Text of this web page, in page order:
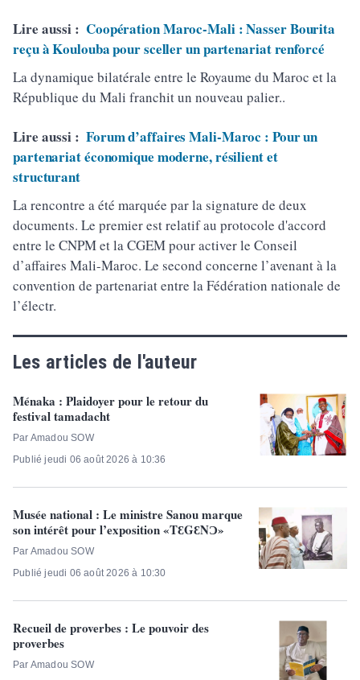
Lire aussi : Coopération Maroc-Mali : Nasser Bourita
reçu à Koulouba pour sceller un partenariat renforcé
La dynamique bilatérale entre le Royaume du Maroc et la
République du Mali franchit un nouveau palier..
Lire aussi : Forum d’affaires Mali-Maroc : Pour un
partenariat économique moderne, résilient et
structurant
La rencontre a été marquée par la signature de deux
documents. Le premier est relatif au protocole d'accord
entre le CNPM et la CGEM pour activer le Conseil
d’affaires Mali-Maroc. Le second concerne l’avenant à la
convention de partenariat entre la Fédération nationale de
l’électr.
Les articles de l'auteur
Ménaka : Plaidoyer pour le retour du
festival tamadacht
Par Amadou SOW
Publié jeudi 06 août 2026 à 10:36
Musée national : Le ministre Sanou marque
son intérêt pour l’exposition «TƐGƐNƆ»
Par Amadou SOW
Publié jeudi 06 août 2026 à 10:30
Recueil de proverbes : Le pouvoir des
proverbes
Par Amadou SOW